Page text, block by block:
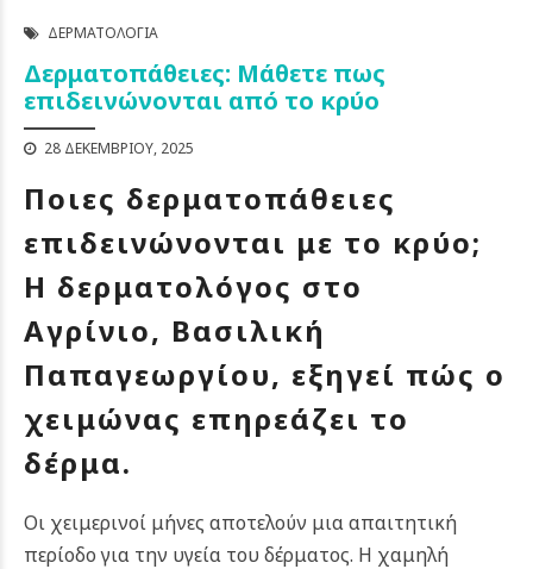
ΔΕΡΜΑΤΟΛΟΓΊΑ
Δερματοπάθειες: Μάθετε πως
επιδεινώνονται από το κρύο
28 ΔΕΚΕΜΒΡΊΟΥ, 2025
Ποιες δερματοπάθειες
επιδεινώνονται με το κρύο;
Η δερματολόγος στο
Αγρίνιο, Βασιλική
Παπαγεωργίου, εξηγεί πώς ο
χειμώνας επηρεάζει το
δέρμα.
Οι χειμερινοί μήνες αποτελούν μια απαιτητική
περίοδο για την υγεία του δέρματος. Η χαμηλή